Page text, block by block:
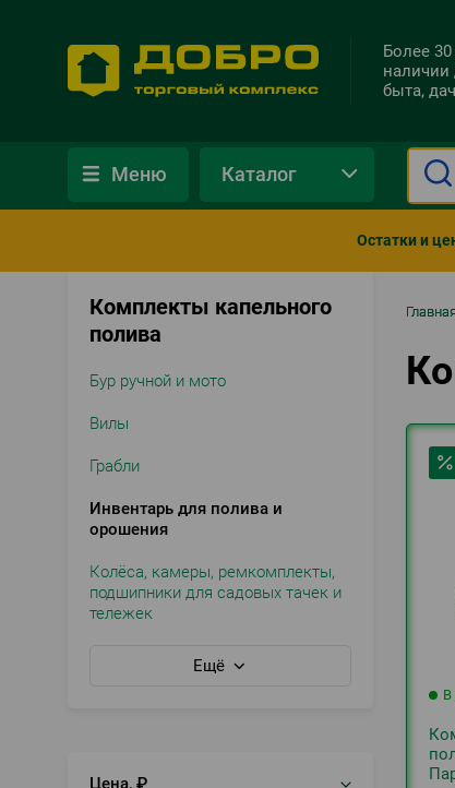
Более
наличии
быта,
Меню Каталог
Остатки и
Комплекты капельного
полива
Бур ручной и мото
Вилы
Грабли
Инвентарь для полива и
орошения
Колёса, камеры, ремкомплекты,
подшипники для садовых тачек и
тележек
Ещё
Цена, ₽
Главная
В